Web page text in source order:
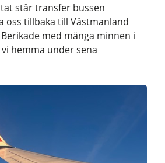
står transfer bussen
oss tillbaka till Västmanland
med många minnen i
hemma under sena